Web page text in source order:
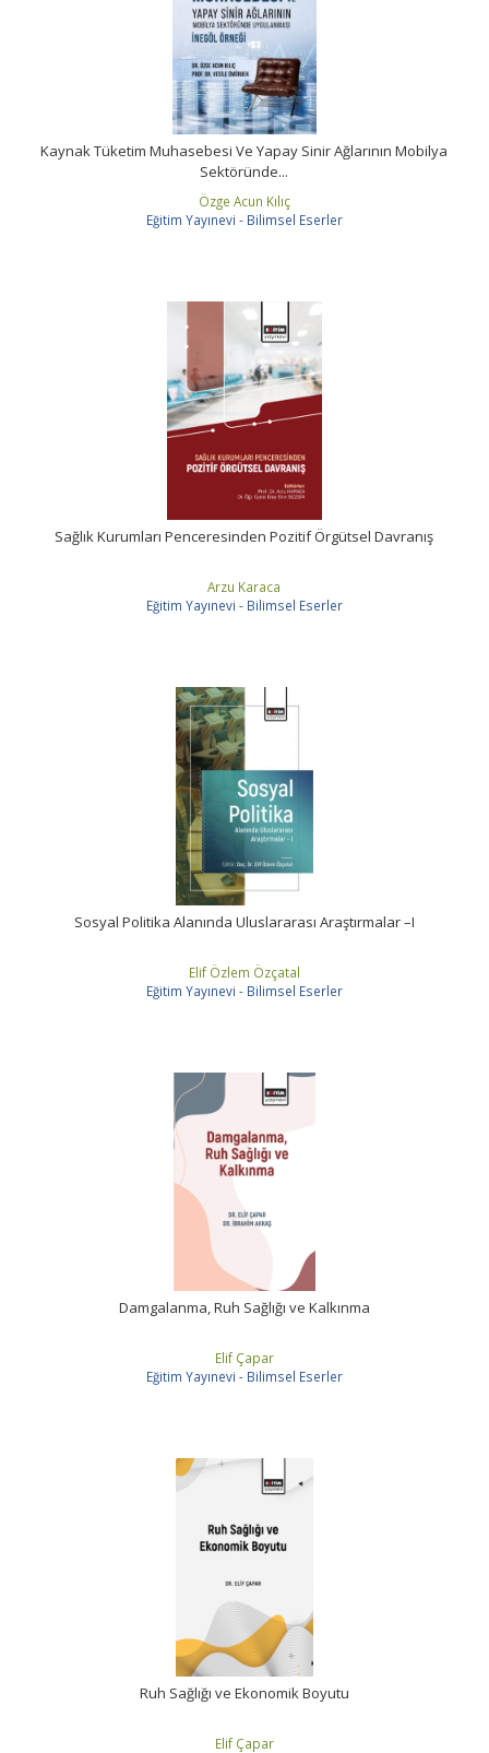
Kaynak Tüketim Muhasebesi Ve Yapay Sinir Ağlarının Mobilya
Sektöründe...
Özge Acun Kılıç
Eğitim Yayınevi - Bilimsel Eserler
Sağlık Kurumları Penceresinden Pozitif Örgütsel Davranış
Arzu Karaca
Eğitim Yayınevi - Bilimsel Eserler
Sosyal Politika Alanında Uluslararası Araştırmalar –I
Elif Özlem Özçatal
Eğitim Yayınevi - Bilimsel Eserler
Damgalanma, Ruh Sağlığı ve Kalkınma
Elif Çapar
Eğitim Yayınevi - Bilimsel Eserler
Ruh Sağlığı ve Ekonomik Boyutu
Elif Çapar